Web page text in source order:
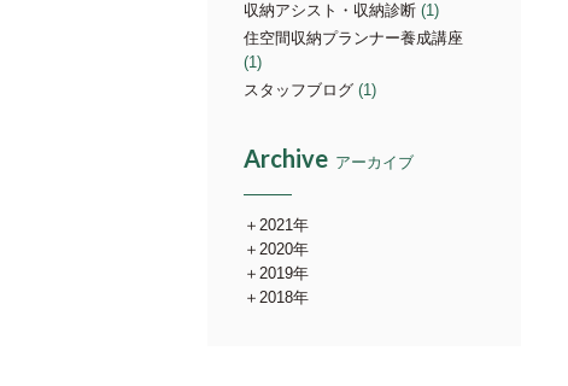
収納アシスト・収納診断 (1)
住空間収納プランナー養成講座
(1)
スタッフブログ (1)
Archive アーカイブ
2021年
2020年
2019年
2018年